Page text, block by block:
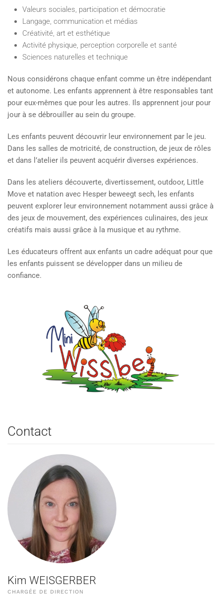
Valeurs sociales, participation et démocratie
Langage, communication et médias
Créativité, art et esthétique
Activité physique, perception corporelle et santé
Sciences naturelles et technique
Nous considérons chaque enfant comme un être indépendant
et autonome. Les enfants apprennent à être responsables tant
pour eux-mêmes que pour les autres. Ils apprennent jour pour
jour à se débrouiller au sein du groupe.
Les enfants peuvent découvrir leur environnement par le jeu.
Dans les salles de motricité, de construction, de jeux de rôles
et dans l’atelier ils peuvent acquérir diverses expériences.
Dans les ateliers découverte, divertissement, outdoor, Little
Move et natation avec Hesper beweegt sech, les enfants
peuvent explorer leur environnement notamment aussi grâce à
des jeux de mouvement, des expériences culinaires, des jeux
créatifs mais aussi grâce à la musique et au rythme.
Les éducateurs offrent aux enfants un cadre adéquat pour que
les enfants puissent se développer dans un milieu de
confiance.
Contact
Kim WEISGERBER
CHARGÉE DE DIRECTION